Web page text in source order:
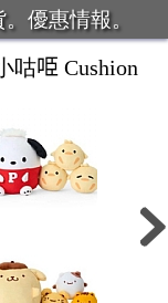
優惠情報。
咕𠱸 Cushion